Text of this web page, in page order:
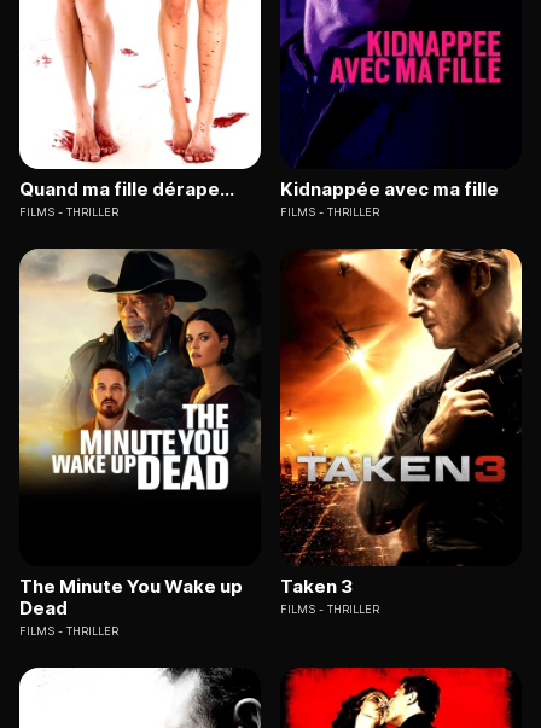
Quand ma fille dérape...
FILMS THRILLER
Kidnappée avec ma fille
FILMS THRILLER
The Minute You Wake up
Dead
FILMS THRILLER
Taken 3
FILMS THRILLER